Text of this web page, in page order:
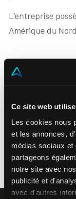
Ce site web
Les cookies nous
et les annonces,
médias sociaux et
partageons
notre site avec
publicité et
avec d'autres
L’entreprise
Amérique du
Phone
+44 78 17 48 89 51
Website
Adresse
Claxton House,